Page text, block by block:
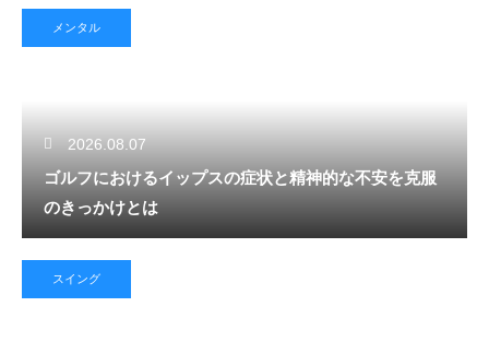
メンタル
2026.08.07
ゴルフにおけるイップスの症状と精神的な不安を克服
のきっかけとは
スイング